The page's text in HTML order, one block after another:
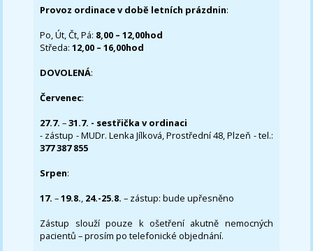
Provoz ordinace v době letních prázdnin:
Po, Út, Čt, Pá: 8,00 – 12,00hod
Středa:12,00 – 16,00hod
DOVOLENÁ:
Červenec:
27.7.–31.7. - sestřička v ordinaci
- zástup - MUDr. Lenka Jílková, Prostřední 48, Plzeň - tel.:
377 387 855
Srpen:
17. –19.8., 24.-25.8. – zástup: bude upřesněno
Zástup slouží pouze k ošetření akutně nemocných
pacientů – prosím po telefonické objednání.